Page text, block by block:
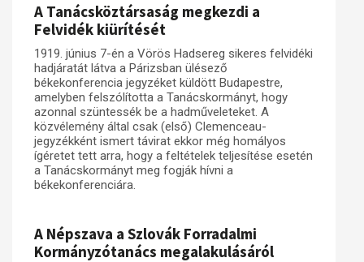
A Tanácsköztársaság megkezdi a
Felvidék kiürítését
1919. június 7-én a Vörös Hadsereg sikeres felvidéki
hadjáratát látva a Párizsban ülésező
békekonferencia jegyzéket küldött Budapestre,
amelyben felszólította a Tanácskormányt, hogy
azonnal szüntessék be a hadműveleteket. A
közvélemény által csak (első) Clemenceau-
jegyzékként ismert távirat ekkor még homályos
ígéretet tett arra, hogy a feltételek teljesítése esetén
a Tanácskormányt meg fogják hívni a
békekonferenciára.
A Népszava a Szlovák Forradalmi
Kormányzótanács megalakulásáról